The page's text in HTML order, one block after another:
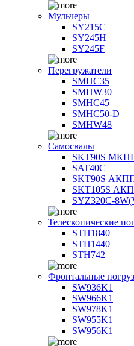
Мульчеры
SY215C
SY245H
SY245F
Перегружатели
SMHC35
SMHW30
SMHC45
SMHC50-D
SMHW48
Самосвалы
SKT90S
SAT40C
SKT90S
SKT105S
SYZ320C-
Телескопические
STH1840
STH1440
STH742
Фронтальные
SW936K1
SW966K1
SW978K1
SW955K1
SW956K1